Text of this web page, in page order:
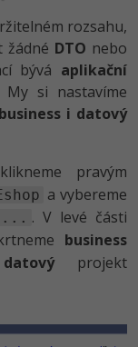
rozsahu,
žádné DTO nebo
bývá aplikační
My si nastavíme
business i datový
pravým
a vybereme
. V levé části
business
datovýprojekt